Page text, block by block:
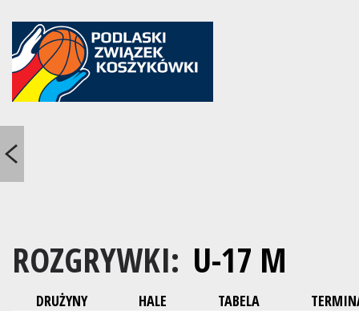
ROZGRYWKI: U-17 M
DRUŻYNY HALE TABELA